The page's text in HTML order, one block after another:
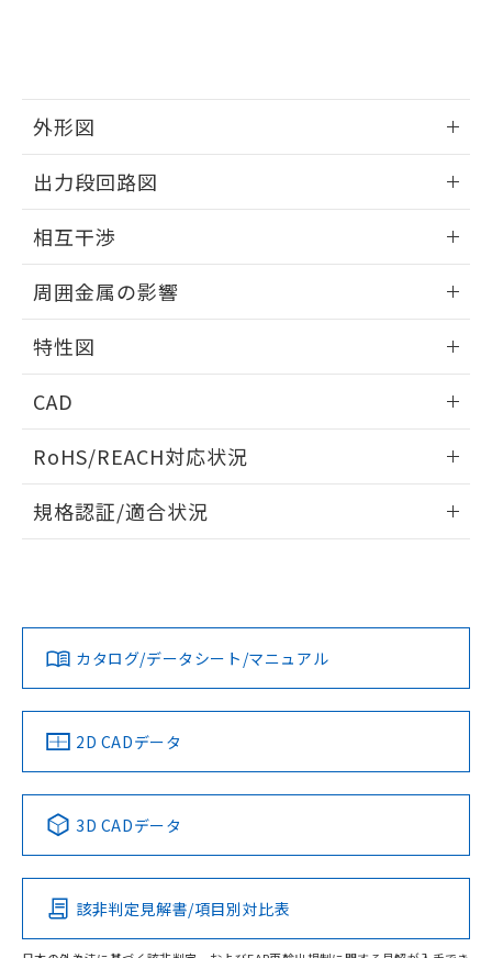
外形図
外形図
出力段回路図
出力段回路図
タイムチャート
相互干渉
相互干渉
A: 160mm以上、B: 120mm以上
周囲金属の影響
周囲金属の影響
以上、n: 80mm以上
特性図
検出物体の大きさと材質による影響
検出領域
CAD
ドすることができます。
ログイン/会員登録
ダウンロードデータをご利用いただく前に、以下を必ずお読
みください。
ソフトウェアの使用条件
RoHS/REACH対応状況
EU RoHS 注意事項・凡例
対応済み
中国 RoHS 注意事項・凡例
Pb Hg Cd Cr(VI)
O
規格認証/適合状況
LR型式承認
（イギリス
船舶規格）
DNV型式承認
（ノルウェー
BV型式承認
（フランス
KR型式
（韓国
No No No No
この製品の規格認証/適合状況ページへ
その他の認証はこちらのページからご検索ください
カタログ/データシート/マニュアル
2D CADデータ
3D CADデータ
該非判定見解書/項目別対比表
用者の範囲」に記載されている法人を
指します。
EU RoHS指令（10物質）の非含有証明書
51物質の非含有証明書（当社基準）
るもので、過去に遡って非含有を証明する
ものではありません。
また、RoHS指令のフタル酸エステル類４
物質の対応では、対応完了までの期間は出
荷製品に未対応品が混在することから備考
欄に対応日を記載しておりました。
既に当社にて対応品への在庫切替を完了
り、2022年1月12日より割愛しておりま
す。